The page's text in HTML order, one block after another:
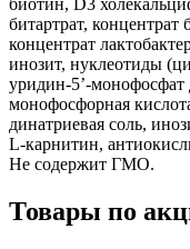
биотин, D3
битартрат,
концентрат
инозит, нуклеотиды
уридин-5’-монофосфат
монофосфорная
динатриевая соль,
L-карнитин,
Не содержит ГМО.
Товары по